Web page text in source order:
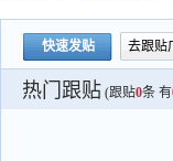
快速发贴 去跟贴
热门跟贴 (跟贴0条 有